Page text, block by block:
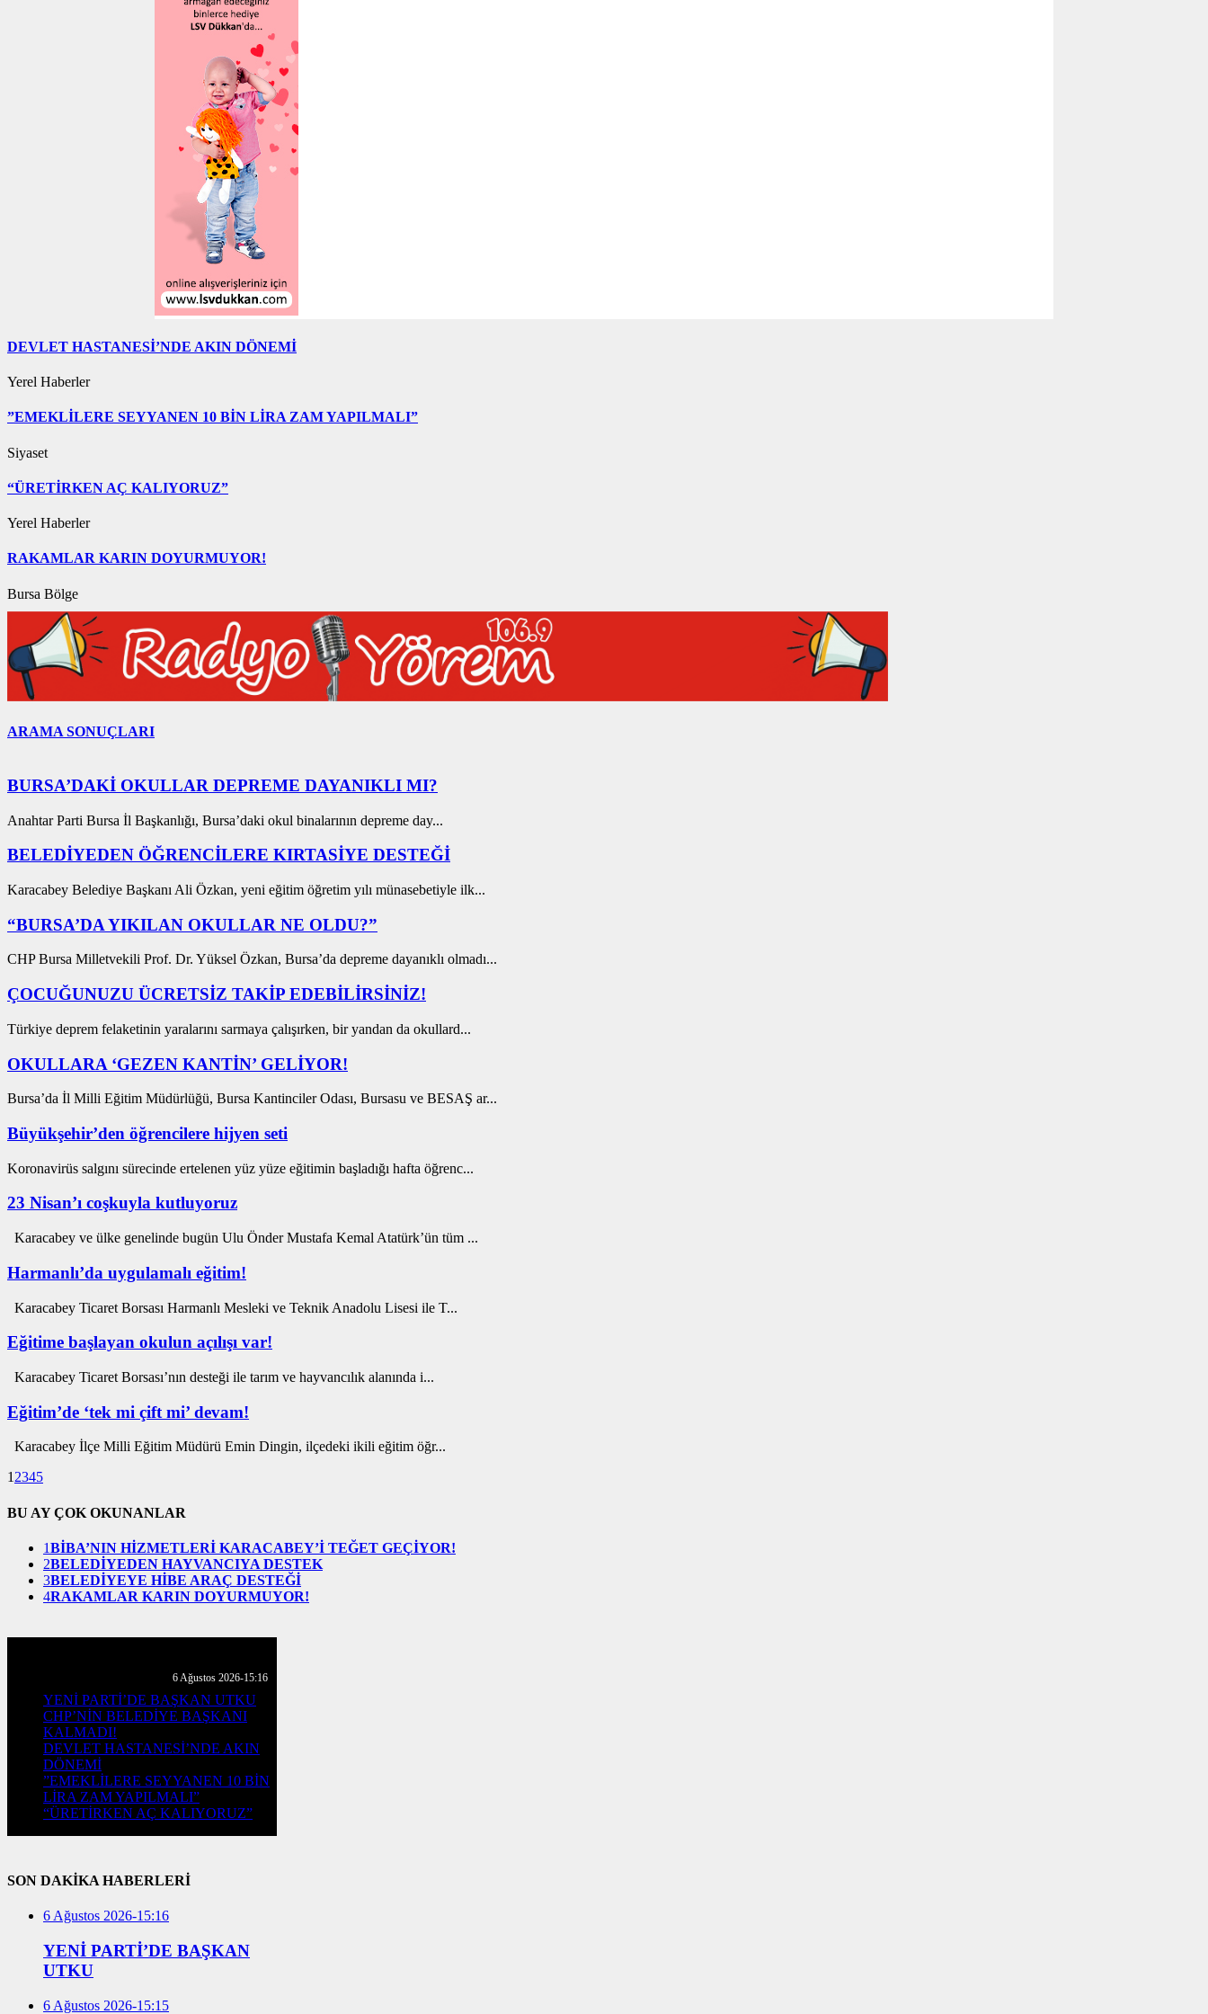
DEVLET HASTANESİ’NDE AKIN DÖNEMİ
Yerel Haberler
”EMEKLİLERE SEYYANEN 10 BİN LİRA ZAM YAPILMALI”
Siyaset
“ÜRETİRKEN AÇ KALIYORUZ”
Yerel Haberler
RAKAMLAR KARIN DOYURMUYOR!
Bursa Bölge
ARAMA SONUÇLARI
BURSA’DAKİ OKULLAR DEPREME DAYANIKLI MI?
Anahtar Parti Bursa İl Başkanlığı, Bursa’daki okul binalarının depreme day...
BELEDİYEDEN ÖĞRENCİLERE KIRTASİYE DESTEĞİ
Karacabey Belediye Başkanı Ali Özkan, yeni eğitim öğretim yılı münasebetiyle ilk...
“BURSA’DA YIKILAN OKULLAR NE OLDU?”
CHP Bursa Milletvekili Prof. Dr. Yüksel Özkan, Bursa’da depreme dayanıklı olmadı...
ÇOCUĞUNUZU ÜCRETSİZ TAKİP EDEBİLİRSİNİZ!
Türkiye deprem felaketinin yaralarını sarmaya çalışırken, bir yandan da okullard...
OKULLARA ‘GEZEN KANTİN’ GELİYOR!
Bursa’da İl Milli Eğitim Müdürlüğü, Bursa Kantinciler Odası, Bursasu ve BESAŞ ar...
Büyükşehir’den öğrencilere hijyen seti
Koronavirüs salgını sürecinde ertelenen yüz yüze eğitimin başladığı hafta öğrenc...
23 Nisan’ı coşkuyla kutluyoruz
Karacabey ve ülke genelinde bugün Ulu Önder Mustafa Kemal Atatürk’ün tüm ...
Harmanlı’da uygulamalı eğitim!
Karacabey Ticaret Borsası Harmanlı Mesleki ve Teknik Anadolu Lisesi ile T...
Eğitime başlayan okulun açılışı var!
Karacabey Ticaret Borsası’nın desteği ile tarım ve hayvancılık alanında i...
Eğitim’de ‘tek mi çift mi’ devam!
Karacabey İlçe Milli Eğitim Müdürü Emin Dingin, ilçedeki ikili eğitim öğr...
12345
BU AY ÇOK OKUNANLAR
1BİBA’NIN HİZMETLERİ KARACABEY’İ TEĞET GEÇİYOR!
2BELEDİYEDEN HAYVANCIYA DESTEK
3BELEDİYEYE HİBE ARAÇ DESTEĞİ
4RAKAMLAR KARIN DOYURMUYOR!
6 Ağustos 2026-15:16
YENİ PARTİ’DE BAŞKAN UTKU
CHP’NİN BELEDİYE BAŞKANI
KALMADI!
DEVLET HASTANESİ’NDE AKIN
DÖNEMİ
”EMEKLİLERE SEYYANEN 10 BİN
LİRA ZAM YAPILMALI”
“ÜRETİRKEN AÇ KALIYORUZ”
SON DAKİKA HABERLERİ
6 Ağustos 2026-15:16
YENİ PARTİ’DE BAŞKAN
UTKU
6 Ağustos 2026-15:15